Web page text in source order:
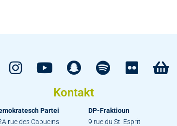
Kontakt
Partei
rue des Capucins
DP-Fraktioun
9 rue du St. Esprit